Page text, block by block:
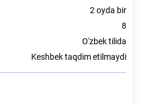
2 oyda bir
8
O'zbek tilida
Keshbek taqdim etilmaydi